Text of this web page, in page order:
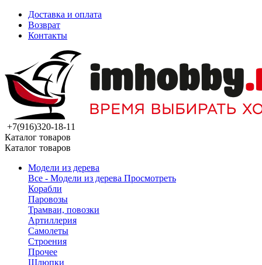
Доставка и оплата
Возврат
Контакты
+7(916)320-18-11
Каталог товаров
Каталог товаров
Модели из дерева
Все - Модели из дерева Просмотреть
Корабли
Паровозы
Трамваи, повозки
Артиллерия
Самолеты
Строения
Прочее
Шлюпки